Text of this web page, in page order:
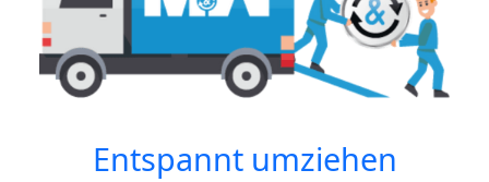
Entspannt umziehen